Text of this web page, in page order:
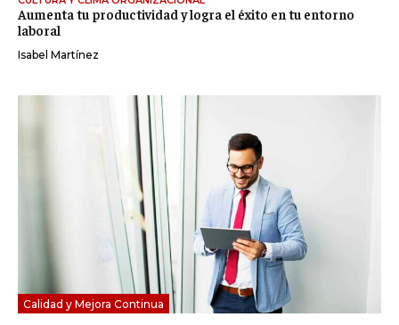
Aumenta tu productividad y logra el éxito en tu entorno
laboral
Isabel Martínez
Calidad y Mejora Continua